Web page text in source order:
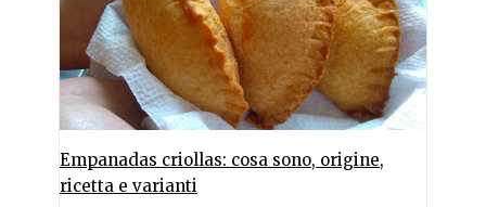
Empanadas criollas: cosa sono, origine,
ricetta e varianti